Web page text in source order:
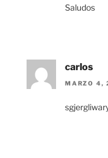
Saludos
carlos
MARZO 4,